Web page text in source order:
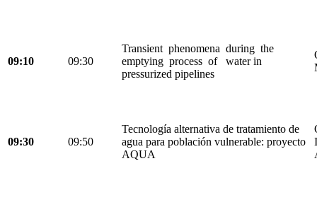
09:10 09:30
Transient phenomena during the
emptying process of water in
pressurized pipelines
09:30 09:50
Tecnología alternativa de tratamiento de
agua para población vulnerable: proyecto
AQUA